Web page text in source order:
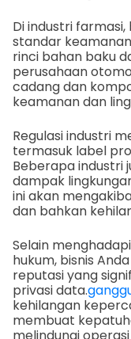
Di industri
standar
rinci bahan baku
perusahaan
cadang dan
keamanan dan
Regulasi industri
termasuk label
Beberapa industri
dampak
ini akan
dan bahkan
Selain
hukum, bisnis
reputasi yang
privasi data.
kehilangan
membuat
melindungi